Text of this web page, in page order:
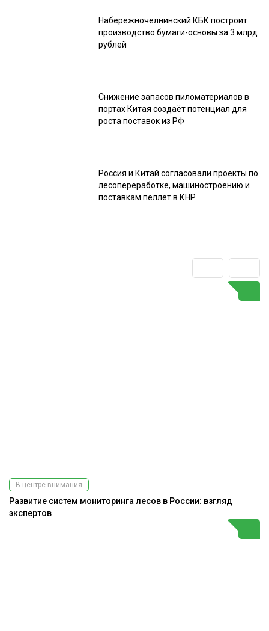
Набережночелнинский КБК построит
производство бумаги-основы за 3 млрд
рублей
Снижение запасов пиломатериалов в
портах Китая создаёт потенциал для
роста поставок из РФ
Россия и Китай согласовали проекты по
лесопереработке, машиностроению и
поставкам пеллет в КНР
В центре внимания
Развитие систем мониторинга лесов в России: взгляд
экспертов